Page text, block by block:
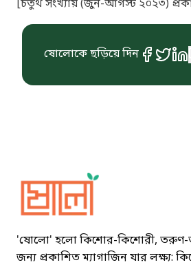
[চতুর্থ সংখ্যায় (জুন-আগস্ট ২০২৩)
ষোলোকে ছড়িয়ে দিন
Sholo Magazine
'ষোলো' হলো কিশোর-কিশোরী, তরুণ-
জন্য প্রকাশিত ম্যাগাজিন যার লক্ষ্য: